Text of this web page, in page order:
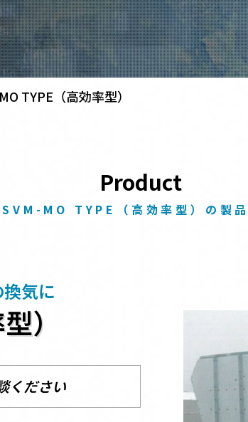
TYPE（高効率型）
Product
SVM-MO TYPE（高効率型）の製
気に
）
ください